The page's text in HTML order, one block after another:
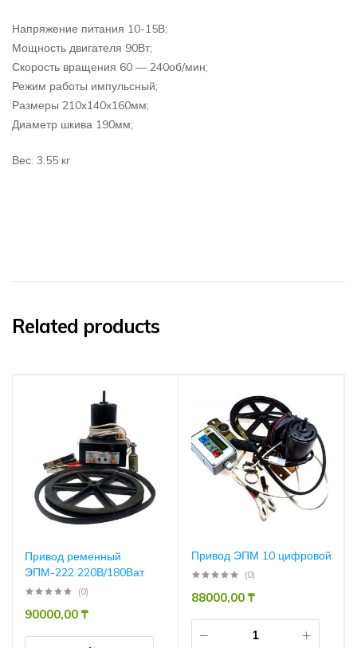
Напряжение питания 10-15В;
Мощность двигателя 90Вт;
Скорость вращения 60 — 240об/мин;
Режим работы импульсный;
Размеры 210х140х160мм;
Диаметр шкива 190мм;
Вес: 3.55 кг
Related products
Привод ременный
ЭПМ-222 220В/180Ват
(0)
90000,00 ₸
Привод ЭПМ 10 цифровой
(0)
88000,00 ₸